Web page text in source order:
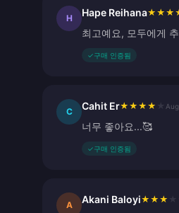
H Hape Reihana★ ★ ★
최고예요, 모두에게
✓구매 인증됨
C Cahit Er★ ★ ★ ★
너무 좋아요...🥰
✓구매 인증됨
A Akani Baloyi★ ★ ★